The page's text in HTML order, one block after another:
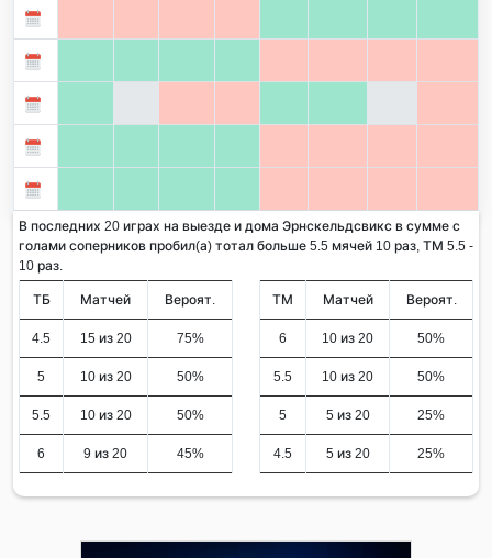
В последних 20 играх на выезде и дома Эрнскельдсвикс в сумме с
голами соперников пробил(а) тотал больше 5.5 мячей 10 раз, ТМ 5.5 -
10 раз.
ТБ Матчей Вероят.
4.5 15 из 20 75%
5 10 из 20 50%
5.5 10 из 20 50%
6 9 из 20 45%
ТМ Матчей Вероят.
6 10 из 20 50%
5.5 10 из 20 50%
5 5 из 20 25%
4.5 5 из 20 25%